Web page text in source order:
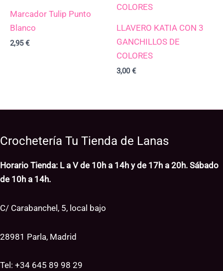
Marcador Tulip Punto
Blanco
2,95€
LLAVERO KATIA CON 3
GANCHILLOS DE
COLORES
3,00€
Crochetería Tu Tienda de Lanas
Horario Tienda: L a V de 10h a 14h y de 17h a 20h. Sábado
de 10h a 14h.
C/ Carabanchel, 5, local bajo
28981 Parla, Madrid
Tel: +34 645 89 98 29